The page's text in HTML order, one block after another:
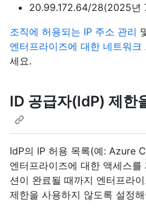
20.99.172.64/28(2025년
조직에 허용되는 IP 주소 관리
엔터프라이즈에 대한 네트워크
세요.
ID 공급자(IdP) 제한
IdP의 IP 허용 목록(예: Azure
엔터프라이즈에 대한 액세스
션이 완료될 때까지 엔터프라
제한을 사용하지 않도록 설정